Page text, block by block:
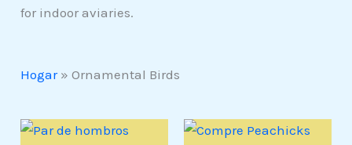
for indoor aviaries.
Hogar»Ornamental Birds